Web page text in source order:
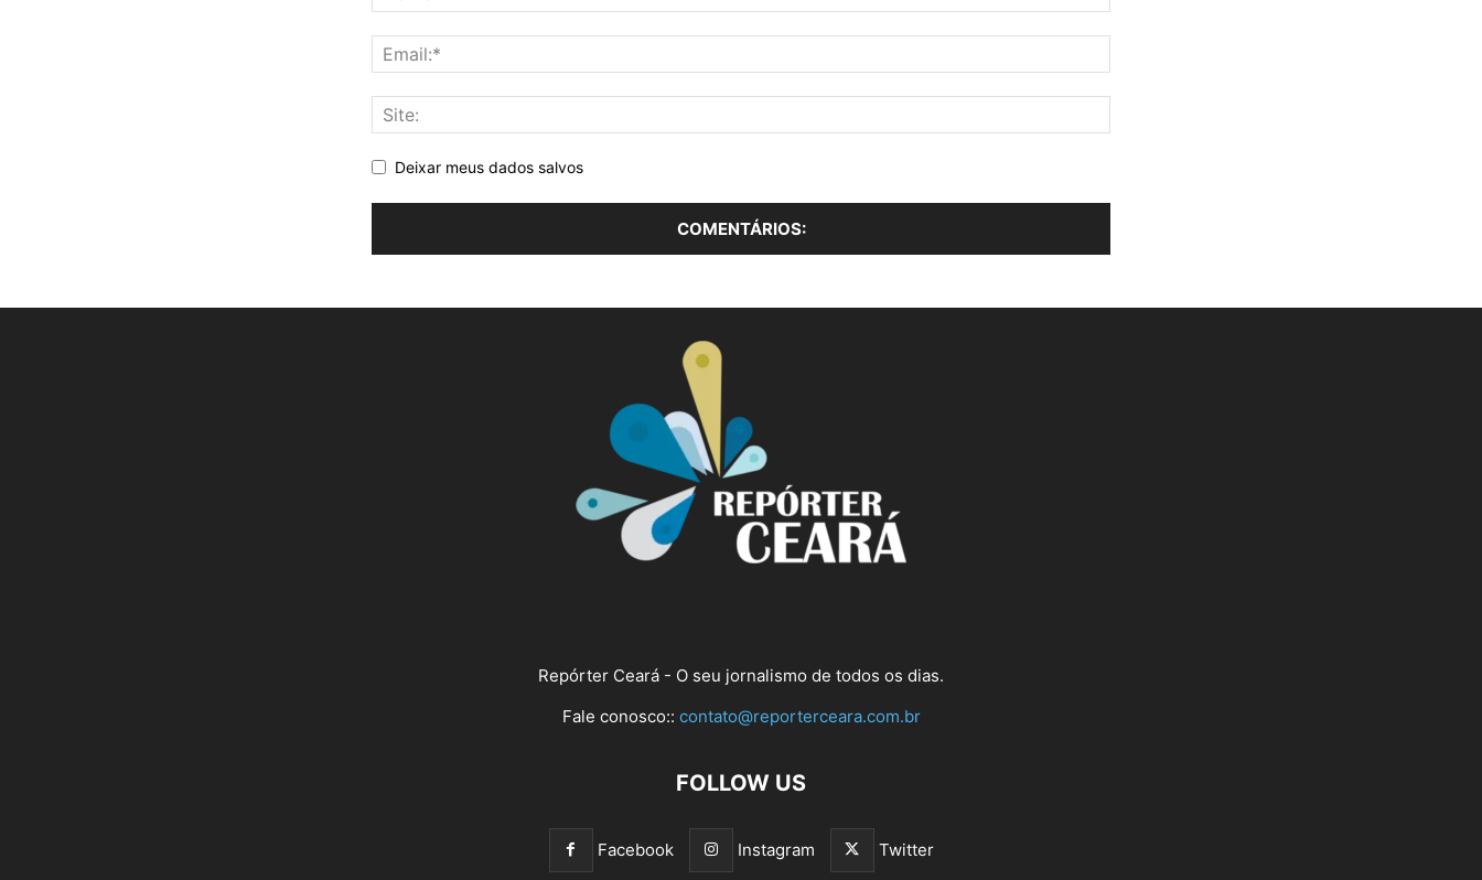
Deixar meus dados salvos
Repórter Ceará - O seu jornalismo de todos os dias.
Fale conosco:: contato@reporterceara.com.br
FOLLOW US
Facebook Instagram Twitter